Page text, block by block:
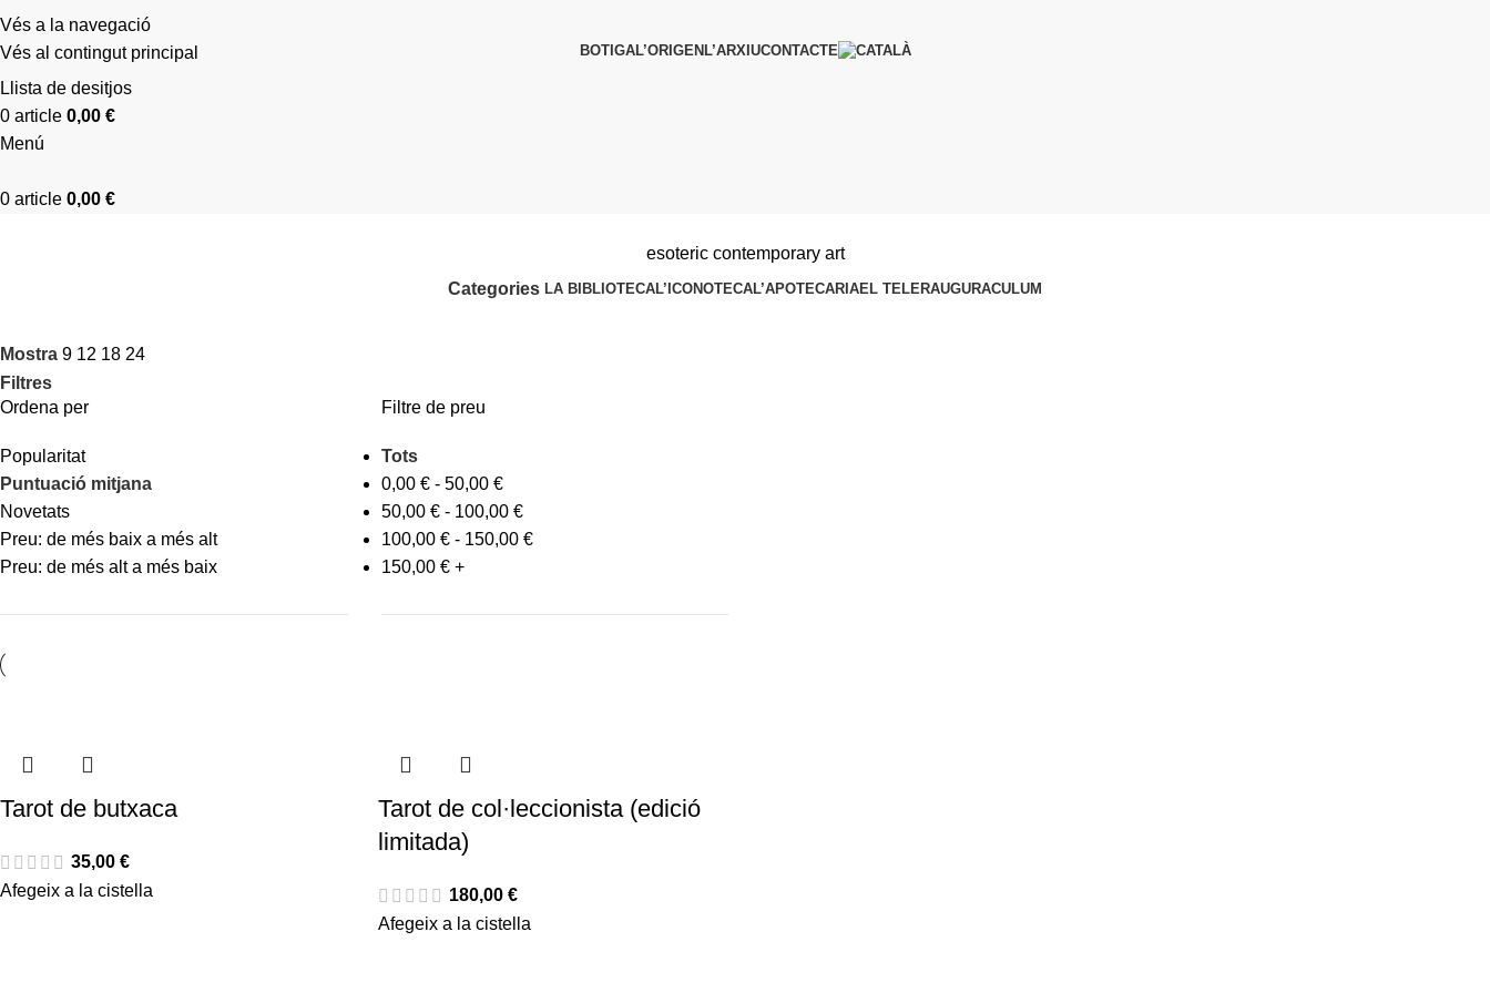
Vés a la navegació
Vés al contingut principal
BOTIGAL’ORIGEN L’ARXIUCONTACTE
Llista de desitjos
0 article 0,00 €
Menú
0 article 0,00 €
esoteric contemporary art
Categories LA BIBLIOTECAL’ICONOTECAL’APOTECARIAEL TELERAUGURACULUM
Mostra 9 12 18 24
Filtres
Ordena per
Popularitat
Puntuació mitjana
Novetats
Preu: de més baix a més alt
Preu: de més alt a més baix
Filtre de preu
Tots
0,00 €- 50,00 €
50,00 €- 100,00 €
100,00 €- 150,00 €
150,00 €+
Tarot de butxaca
35,00 €
Afegeix a la cistella
Tarot de col·leccionista (edició
limitada)
180,00 €
Afegeix a la cistella